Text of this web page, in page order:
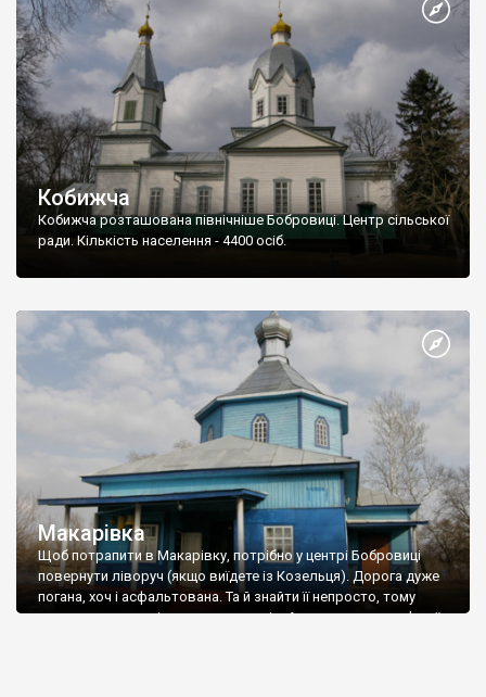
Кобижча
Кобижча розташована північніше Бобровиці. Центр сільської
ради. Кількість населення - 4400 осіб.
Макарівка
Щоб потрапити в Макарівку, потрібно у центрі Бобровиці
повернути ліворуч (якщо виїдете із Козельця). Дорога дуже
погана, хоч і асфальтована. Та й знайти її непросто, тому
раджу запитати місцевих мешканців. Але заради дерев’яної